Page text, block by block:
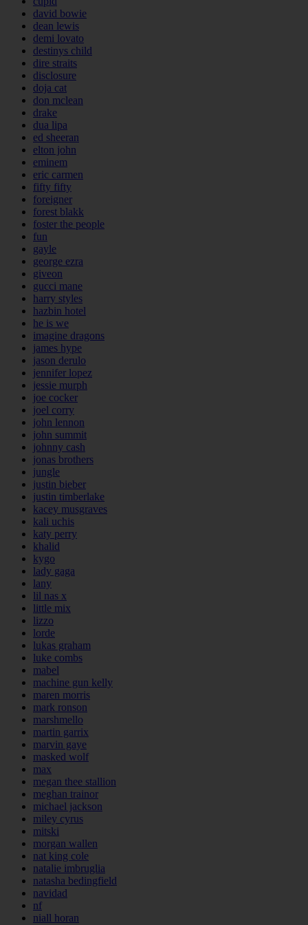
david bowie
dean lewis
demi lovato
destinys child
dire straits
disclosure
doja cat
don mclean
drake
dua lipa
ed sheeran
elton john
eminem
eric carmen
fifty fifty
foreigner
forest blakk
foster the people
fun
gayle
george ezra
giveon
gucci mane
harry styles
hazbin hotel
he is we
imagine dragons
james hype
jason derulo
jennifer lopez
jessie murph
joe cocker
joel corry
john lennon
john summit
johnny cash
jonas brothers
jungle
justin bieber
justin timberlake
kacey musgraves
kali uchis
katy perry
khalid
kygo
lady gaga
lany
lil nas x
little mix
lizzo
lorde
lukas graham
luke combs
mabel
machine gun kelly
maren morris
mark ronson
marshmello
martin garrix
marvin gaye
masked wolf
max
megan thee stallion
meghan trainor
michael jackson
miley cyrus
mitski
morgan wallen
nat king cole
natalie imbruglia
natasha bedingfield
navidad
nf
niall horan